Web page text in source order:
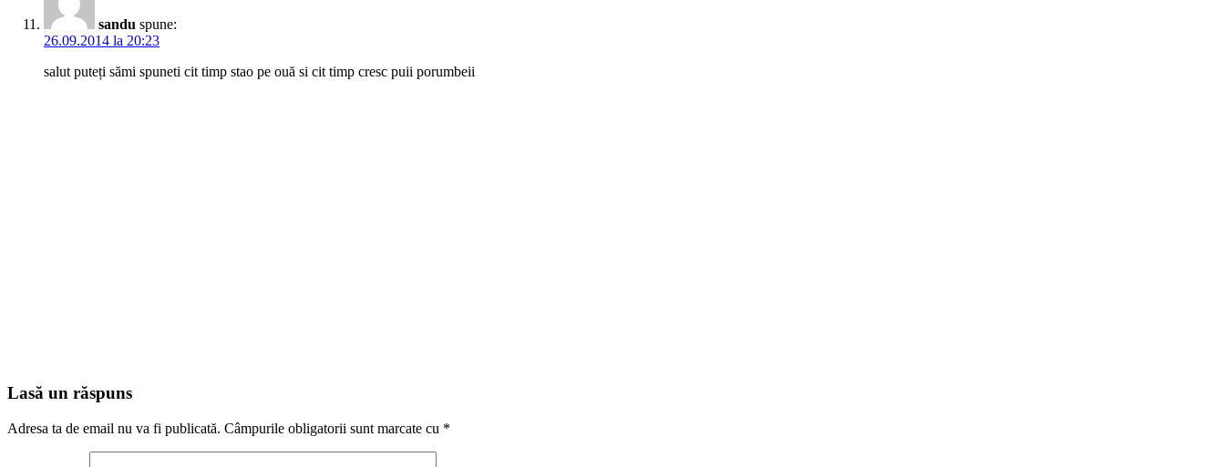
sandu spune:
26.09.2014 la 20:23
salut puteți sămi spuneti cit timp stao pe ouă si cit timp cresc puii porumbeii
Lasă un răspuns
Adresa ta de email nu va fi publicată. Câmpurile obligatorii sunt marcate cu *